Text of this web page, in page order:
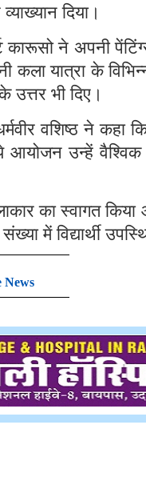
दिया।
कारूसो ने अपनी
कला यात्रा के
भी दिए।
वशिष्ठ ने कहा
ये आयोजन उन्हें
का स्वागत किया
में विद्यार्थी
News